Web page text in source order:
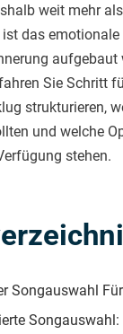
weit mehr
ist das
aufgebaut
Sie Schritt
strukturieren,
und welche
stehen.
Songauswahl